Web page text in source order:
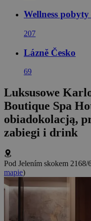
Wellness
207
Lázně Česko
69
Luksusowe
Boutique Spa
obiadokolacją,
zabiegi i drink
Pod Jelením skokem
mapie)